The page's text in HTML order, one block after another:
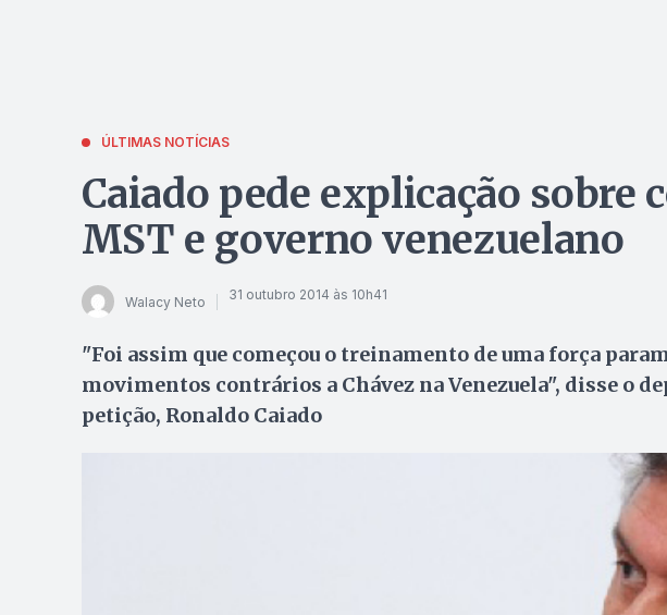
ÚLTIMAS NOTÍCIAS
Caiado pede explicação sobre
MST e governo venezuelano
Walacy Neto 31 outubro 2014 às 10h41
"Foi assim que começou o treinamento de uma força
movimentos contrários a Chávez na Venezuela", disse o
petição, Ronaldo Caiado